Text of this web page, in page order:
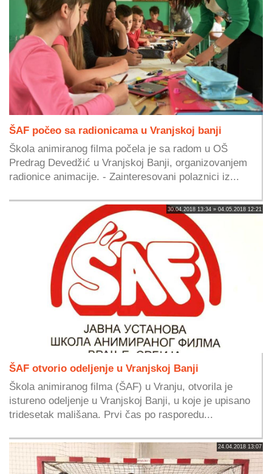
ŠAF počeo sa radionicama u Vranjskoj banji
Škola animiranog filma počela je sa radom u OŠ
Predrag Devedžić u Vranjskoj Banji, organizovanjem
radionice animacije. - Zainteresovani polaznici iz...
30.04.2018 13:34 » 04.05.2018 12:21
ŠAF otvorio odeljenje u Vranjskoj Banji
Škola animiranog filma (ŠAF) u Vranju, otvorila je
istureno odeljenje u Vranjskoj Banji, u koje je upisano
tridesetak mališana. Prvi čas po rasporedu...
24.04.2018 13:07